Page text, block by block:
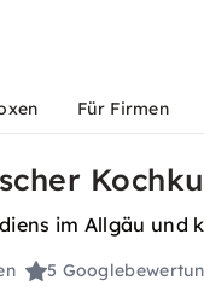
Für Firmen
im Allgäu und
5